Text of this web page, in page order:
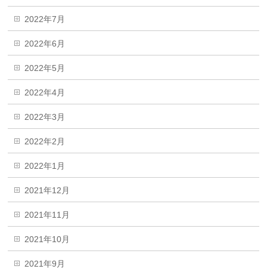
2022年7月
2022年6月
2022年5月
2022年4月
2022年3月
2022年2月
2022年1月
2021年12月
2021年11月
2021年10月
2021年9月